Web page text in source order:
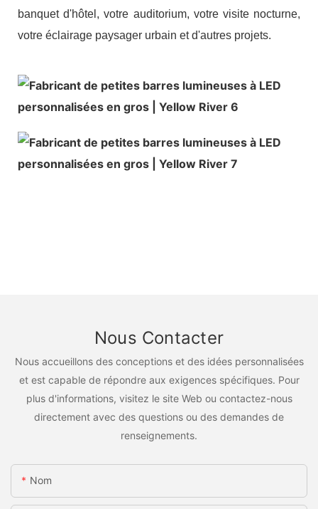
banquet d'hôtel, votre auditorium, votre visite nocturne,
votre éclairage paysager urbain et d'autres projets.
Nous Contacter
Nous accueillons des conceptions et des idées personnalisées
et est capable de répondre aux exigences spécifiques. Pour
plus d'informations, visitez le site Web ou contactez-nous
directement avec des questions ou des demandes de
renseignements.
Nom